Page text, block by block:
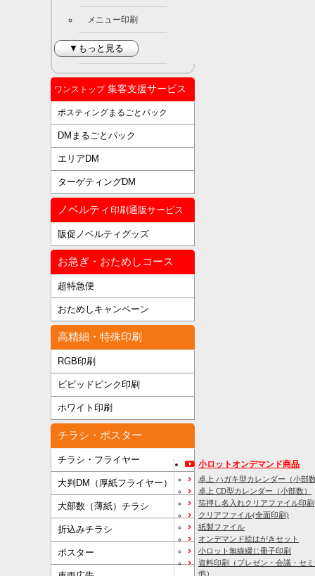
メニュー印刷
▼もっと見る
ワンストップ集客支援サービス
ポスティングまるごとパック
DMまるごとパック
エリアDM
ターゲティングDM
ノベルティ 印刷通販サービス
販促ノベルティグッズ
お急ぎ・おためしコース
超特急便
おためしキャンペーン
高精細・特殊印刷
RGB印刷
ビビッドピンク印刷
ホワイト印刷
チラシ・ポスター
チラシ・フライヤー
大判DM（厚紙フライヤー）
大部数（薄紙）チラシ
折込みチラシ
ポスター
小ロットオンデマンド商品
卓上 ハガキ型カレンダー（小部
卓上 CD型カレンダー（小部数）
箔押し名入れクリアファイル印刷
クリアファイル(全面印刷)
紙製ファイル
オンデマンド絵はがきセット
小ロット無線綴じ冊子印刷
資料印刷
（プレゼン・会議・セ
他）